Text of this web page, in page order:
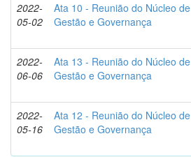
2022-
05-02
Ata 10 - Reunião do Núcleo de
Gestão e Governança
2022-
06-06
Ata 13 - Reunião do Núcleo de
Gestão e Governança
2022-
05-16
Ata 12 - Reunião do Núcleo de
Gestão e Governança